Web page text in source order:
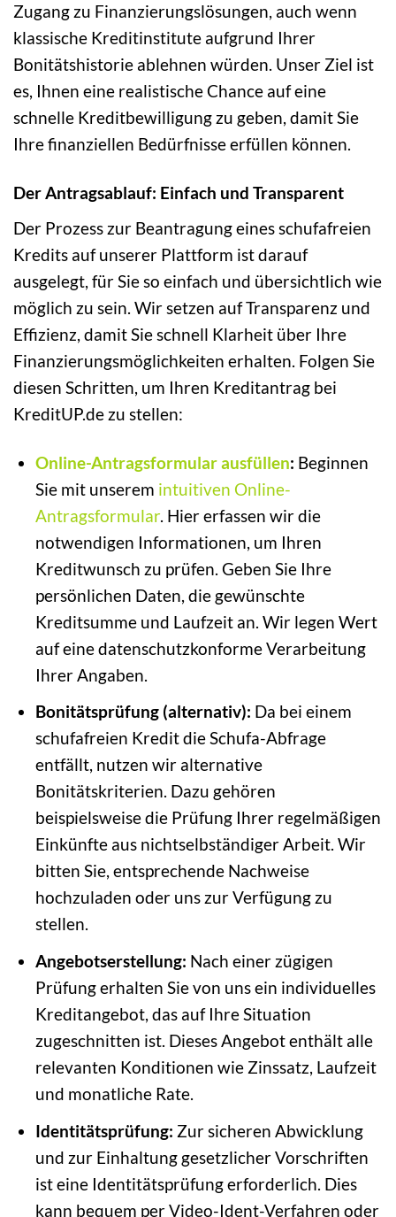
Zugang zu Finanzierungslösungen, auch wenn
klassische Kreditinstitute aufgrund Ihrer
Bonitätshistorie ablehnen würden. Unser Ziel ist
es, Ihnen eine realistische Chance auf eine
schnelle Kreditbewilligung zu geben, damit Sie
Ihre finanziellen Bedürfnisse erfüllen können.
Der Antragsablauf: Einfach und Transparent
Der Prozess zur Beantragung eines schufafreien
Kredits auf unserer Plattform ist darauf
ausgelegt, für Sie so einfach und übersichtlich wie
möglich zu sein. Wir setzen auf Transparenz und
Effizienz, damit Sie schnell Klarheit über Ihre
Finanzierungsmöglichkeiten erhalten. Folgen Sie
diesen Schritten, um Ihren Kreditantrag bei
KreditUP.de zu stellen:
Online-Antragsformular ausfüllen: Beginnen
Sie mit unserem intuitiven Online-
Antragsformular. Hier erfassen wir die
notwendigen Informationen, um Ihren
Kreditwunsch zu prüfen. Geben Sie Ihre
persönlichen Daten, die gewünschte
Kreditsumme und Laufzeit an. Wir legen Wert
auf eine datenschutzkonforme Verarbeitung
Ihrer Angaben.
Bonitätsprüfung (alternativ): Da bei einem
schufafreien Kredit die Schufa-Abfrage
entfällt, nutzen wir alternative
Bonitätskriterien. Dazu gehören
beispielsweise die Prüfung Ihrer regelmäßigen
Einkünfte aus nichtselbständiger Arbeit. Wir
bitten Sie, entsprechende Nachweise
hochzuladen oder uns zur Verfügung zu
stellen.
Angebotserstellung: Nach einer zügigen
Prüfung erhalten Sie von uns ein individuelles
Kreditangebot, das auf Ihre Situation
zugeschnitten ist. Dieses Angebot enthält alle
relevanten Konditionen wie Zinssatz, Laufzeit
und monatliche Rate.
Identitätsprüfung: Zur sicheren Abwicklung
und zur Einhaltung gesetzlicher Vorschriften
ist eine Identitätsprüfung erforderlich. Dies
kann bequem per Video-Ident-Verfahren oder